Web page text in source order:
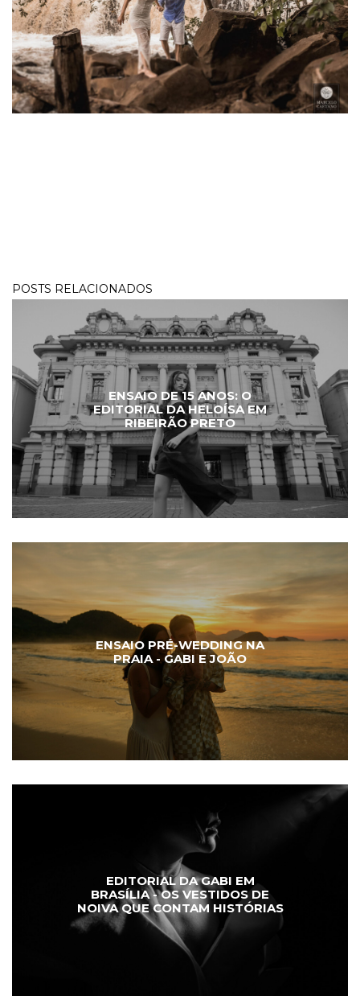
POSTS RELACIONADOS
ENSAIO DE 15 ANOS: O
EDITORIAL DA HELOÍSA EM
RIBEIRÃO PRETO
ENSAIO PRÉ-WEDDING NA
PRAIA - GABI E JOÃO
EDITORIAL DA GABI EM
BRASÍLIA - OS VESTIDOS DE
NOIVA QUE CONTAM HISTÓRIAS